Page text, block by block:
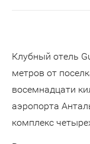
Клубный отель
метров от
восемнадцати
аэропорта
комплекс